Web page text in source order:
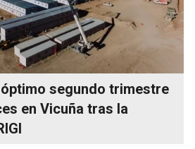
segundo trimestre
en Vicuña tras la